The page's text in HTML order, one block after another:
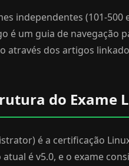
independentes (101-
é um guia de navegação
através dos artigos
do Exame
é a certificação
é v5.0, e o exame